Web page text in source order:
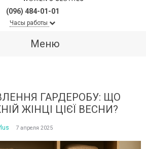
(096) 484-01-01
Часы работы
Меню
ГАРДЕРОБУ: ЩО
ЖІНЦІ ЦІЄЇ ВЕСНИ?
7 апреля 2025